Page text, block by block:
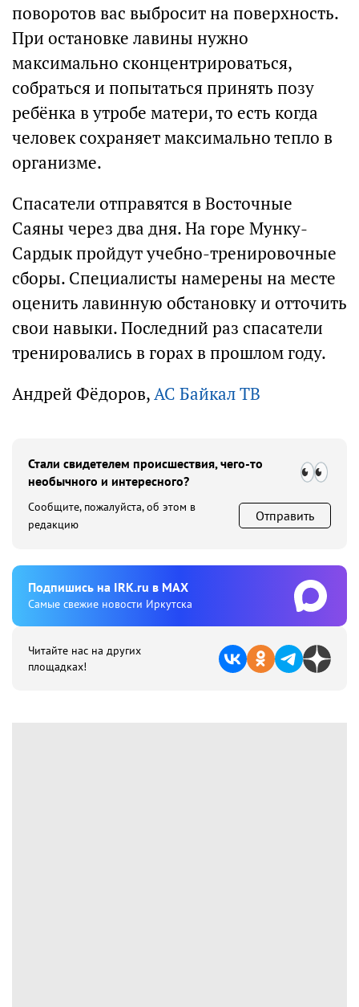
поворотов вас выбросит на поверхность.
При остановке лавины нужно
максимально сконцентрироваться,
собраться и попытаться принять позу
ребёнка в утробе матери, то есть когда
человек сохраняет максимально тепло в
организме.
Спасатели отправятся в Восточные
Саяны через два дня. На горе Мунку-
Сардык пройдут учебно-тренировочные
сборы. Специалисты намерены на месте
оценить лавинную обстановку и отточить
свои навыки. Последний раз спасатели
тренировались в горах в прошлом году.
Андрей Фёдоров,АС Байкал ТВ
Стали свидетелем происшествия, чего-то
необычного и интересного?
Сообщите, пожалуйста, об этом в
редакцию
Отправить
Подпишиcь на IRK.ru в MAX
Cамые свежие новости Иркутска
Читайте нас на других
площадках!